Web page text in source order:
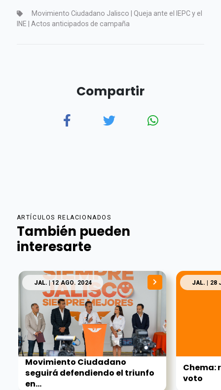
Movimiento Ciudadano Jalisco | Queja ante el IEPC y el
INE | Actos anticipados de campaña
Compartir
ARTÍCULOS RELACIONADOS
También pueden
interesarte
JAL. | 12 AGO. 2024
Movimiento Ciudadano
seguirá defendiendo el triunfo
en...
JAL. | 28
Chema:
voto